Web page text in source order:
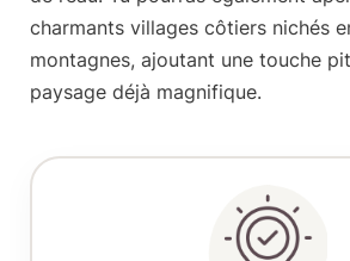
charmants villages côtiers nichés
montagnes, ajoutant une touche
paysage déjà magnifique.